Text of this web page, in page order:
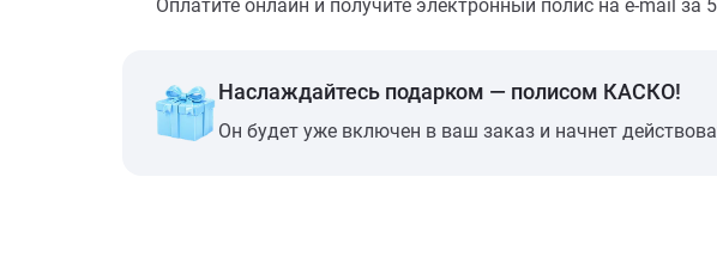
Оплатите онлайн и получите электронный полис на e-mail за
Наслаждайтесь подарком — полисом КАСКО!
Он будет уже включен в ваш заказ и начнет